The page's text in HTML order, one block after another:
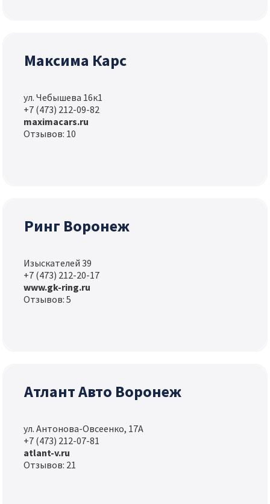
Максима Карс
ул. Чебышева 16к1
+7 (473) 212-09-82
maximacars.ru
Отзывов: 10
Ринг Воронеж
Изыскателей 39
+7 (473) 212-20-17
www.gk-ring.ru
Отзывов: 5
Атлант Авто Воронеж
ул. Антонова-Овсеенко, 17А
+7 (473) 212-07-81
atlant-v.ru
Отзывов: 21